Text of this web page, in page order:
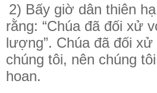
2) Bấy giờ dân thiên
rằng: “Chúa đã đối xử
lượng”. Chúa đã đối
chúng tôi, nên chúng
hoan.